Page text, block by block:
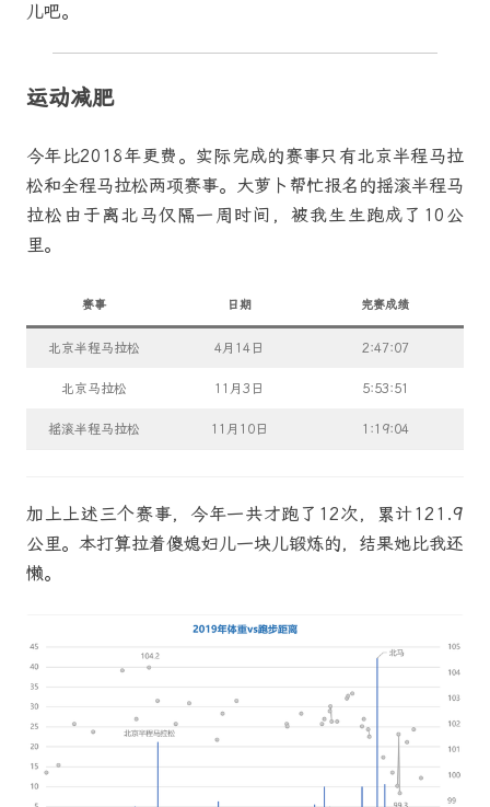
儿吧。
运动减肥
今年比2018年更费。实际完成的赛事只有北京半程马拉
松和全程马拉松两项赛事。大萝卜帮忙报名的摇滚半程马
拉松由于离北马仅隔一周时间，被我生生跑成了10公
里。
赛事 日期 完赛成绩
北京半程马拉松 4月14日 2:47:07
北京马拉松 11月3日 5:53:51
摇滚半程马拉松 11月10日 1:19:04
加上上述三个赛事，今年一共才跑了12次，累计121.9
公里。本打算拉着傻媳妇儿一块儿锻炼的，结果她比我还
懒。